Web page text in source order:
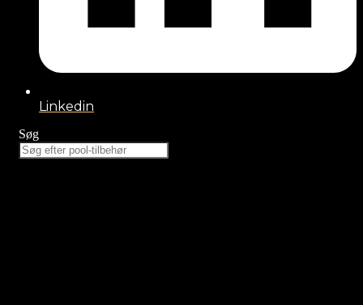
Linkedin
Søg